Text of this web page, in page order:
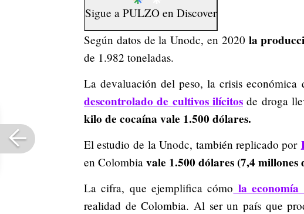
Sigue a PULZO en Discover
Según datos de la Unodc, en 2020 la
de 1.982 toneladas.
La devaluación del peso, la crisis económica
descontrolado de cultivos ilícitosde droga
kilo de cocaína vale 1.500 dólares.
El estudio de la Unodc, también replicado por
en Colombia vale 1.500 dólares (7,4 millones
La cifra, que ejemplifica cómo la
realidad de Colombia. Al ser un país que